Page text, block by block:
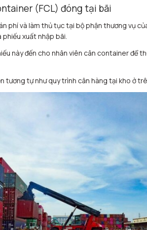
(FCL) đóng tại bãi
phí và làm thủ tục tại bộ phận thương vụ
phiếu xuất nhập bãi.
này đến cho nhân viên cân container để
tương tự như quy trình cân hàng tại kho ở